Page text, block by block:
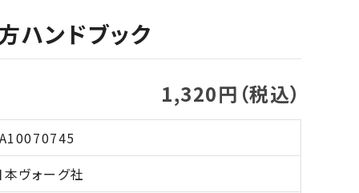
ハンドブック
1,320円（税込）
本ヴォーグ社